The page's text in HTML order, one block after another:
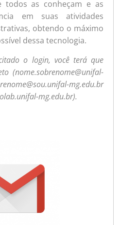
todos as conheçam e as
em suas atividades
obtendo o máximo
dessa tecnologia.
o login, você terá que
(nome.sobrenome@unifal-
mg.edu.br
mg.edu.br).